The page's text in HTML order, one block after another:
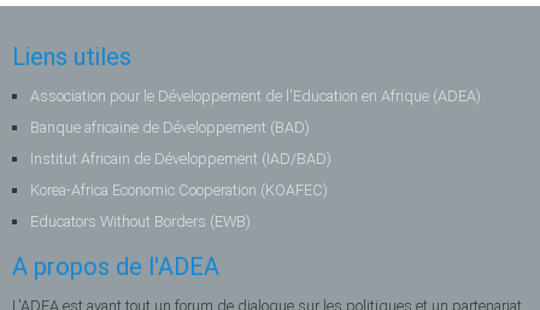
Liens utiles
Association pour le Développement de l'Education en Afrique (ADEA)
Banque africaine de Développement (BAD)
Institut Africain de Développement (IAD/BAD)
Korea-Africa Economic Cooperation (KOAFEC)
Educators Without Borders (EWB)
A propos de l'ADEA
L'ADEA est avant tout un forum de dialogue sur les politiques et un partenariat